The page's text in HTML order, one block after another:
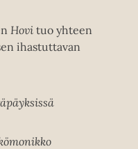
Hovi tuo yhteen
ihastuttavan